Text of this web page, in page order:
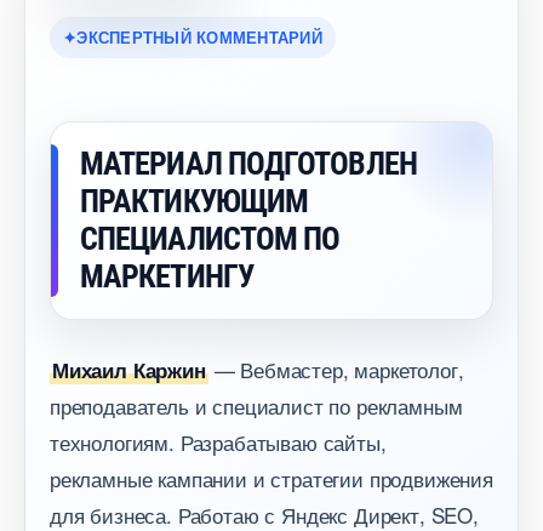
ЭКСПЕРТНЫЙ КОММЕНТАРИЙ
МАТЕРИАЛ ПОДГОТОВЛЕН
ПРАКТИКУЮЩИМ
СПЕЦИАЛИСТОМ ПО
МАРКЕТИНГУ
Михаил Каржин— Вебмастер, маркетолог,
преподаватель и специалист по рекламным
технологиям. Разрабатываю сайты,
рекламные кампании и стратегии продвижения
для бизнеса. Работаю с Яндекс Директ, SEO,